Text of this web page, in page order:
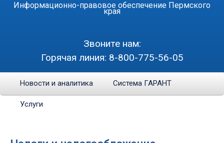
Информационно-правовое обеспечение Пермского
края
Звоните нам:
Горячая линия: 8-800-775-56-05
Новости и аналитика Система ГАРАНТ
Услуги